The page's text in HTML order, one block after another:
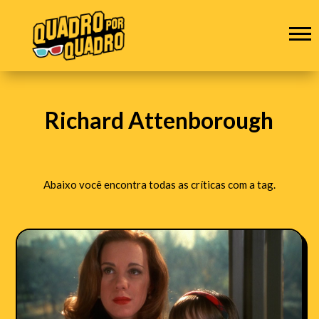
Richard Attenborough
Abaixo você encontra todas as críticas com a tag.